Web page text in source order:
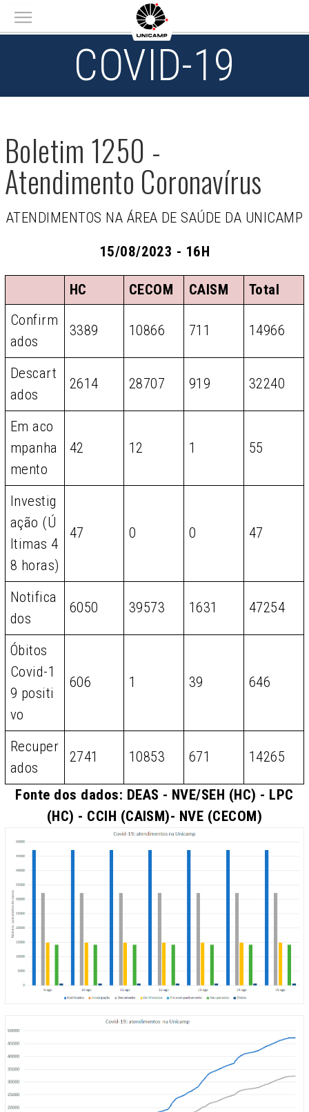
Main menu
COVID-19
Boletim 1250 -
Atendimento Coronavírus
ATENDIMENTOS NA ÁREA DE SAÚDE DA UNICAMP
15/08/2023 - 16H
HC CECOM CAISM
Total
Confirm
ados
3389 10866 711 14966
Descart
ados
2614 28707 919 32240
Em aco
mpanha
mento
42 12 1 55
Investig
ação (Ú
ltimas 4
8 horas)
47 0 0 47
Notifica
dos
6050 39573 1631 47254
Óbitos
Covid-1
9 positi
vo
606 1 39 646
Recuper
ados
2741 10853 671 14265
Fonte dos dados: DEAS - NVE/SEH (HC) - LPC
(HC) - CCIH (CAISM)- NVE (CECOM)